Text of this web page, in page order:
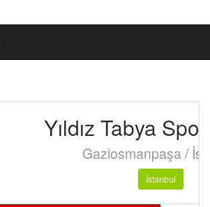
Yıldız Tabya
Gaziosmanpaşa /
İstanbul